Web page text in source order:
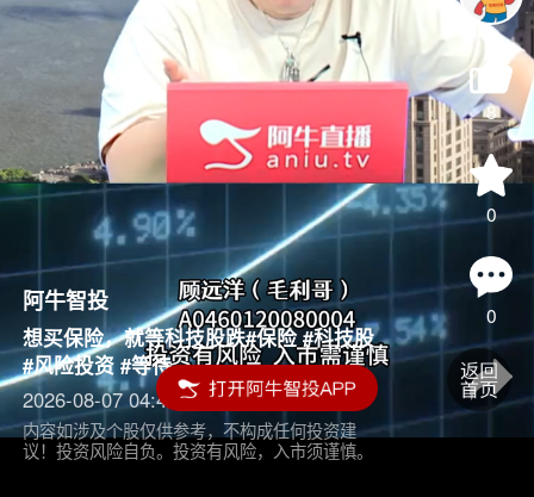
8
0
0
阿牛智投
想买保险，就等科技股跌#保险 #科技股
#风险投资 #等待
2026-08-07 04:45
内容如涉及个股仅供参考，不构成任何投资建
议！投资风险自负。投资有风险，入市须谨慎。